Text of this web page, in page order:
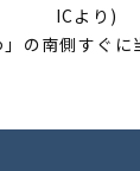
ICより)
」の南側すぐに